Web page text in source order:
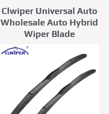
Clwiper Universal Auto
Wholesale Auto Hybrid
Wiper Blade